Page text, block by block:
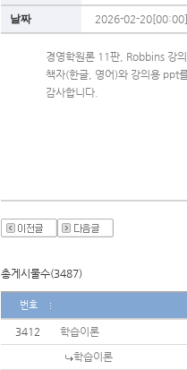
날짜 2026-02-20[00:00]
경영학원론 11판, Robbins 강
책자(한글, 영어)와 강의용 ppt
감사합니다.
총게시물수(3487)
번호
3412
학습이론
학습이론